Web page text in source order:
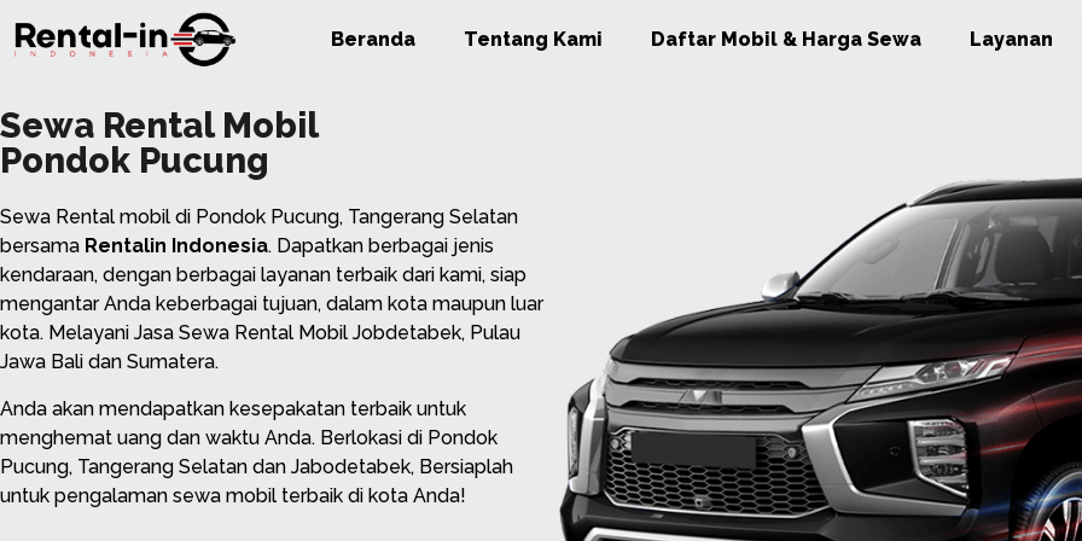
Beranda Tentang Kami Daftar Mobil & Harga Sewa Layanan
Sewa Rental Mobil
Pondok Pucung
Sewa Rental mobil di Pondok Pucung, Tangerang Selatan
bersama Rentalin Indonesia. Dapatkan berbagai jenis
kendaraan, dengan berbagai layanan terbaik dari kami, siap
mengantar Anda keberbagai tujuan, dalam kota maupun luar
kota. Melayani Jasa Sewa Rental Mobil Jobdetabek, Pulau
Jawa Bali dan Sumatera.
Anda akan mendapatkan kesepakatan terbaik untuk
menghemat uang dan waktu Anda. Berlokasi di Pondok
Pucung, Tangerang Selatan dan Jabodetabek, Bersiaplah
untuk pengalaman sewa mobil terbaik di kota Anda!